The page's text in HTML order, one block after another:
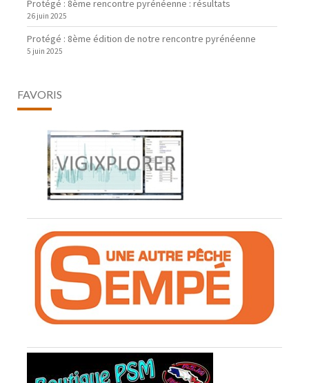
Protégé : 8ème rencontre pyrénéenne : résultats
26 juin 2025
Protégé : 8ème édition de notre rencontre pyrénéenne
5 juin 2025
FAVORIS